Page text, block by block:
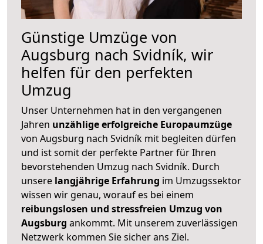
Günstige Umzüge von
Augsburg nach Svidník, wir
helfen für den perfekten
Umzug
Unser Unternehmen hat in den vergangenen
Jahren unzählige erfolgreiche Europaumzüge
von Augsburg nach Svidník mit begleiten dürfen
und ist somit der perfekte Partner für Ihren
bevorstehenden Umzug nach Svidník. Durch
unsere langjährige Erfahrung im Umzugssektor
wissen wir genau, worauf es bei einem
reibungslosen und stressfreien Umzug von
Augsburg ankommt. Mit unserem zuverlässigen
Netzwerk kommen Sie sicher ans Ziel.